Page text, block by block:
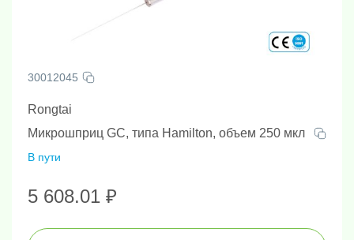
30012045
Rongtai
Микрошприц GC, типа Hamilton, объем 250 мкл
В пути
5 608.01 ₽